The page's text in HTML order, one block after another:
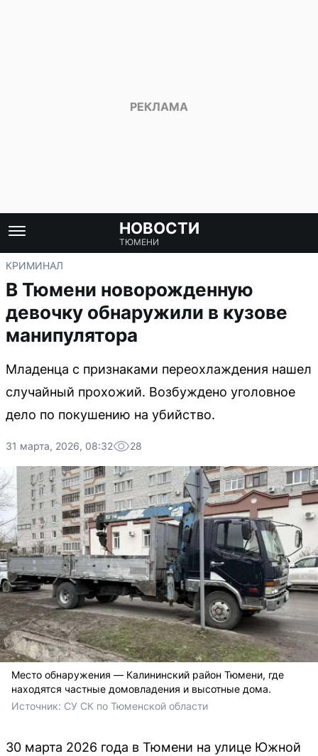
НОВОСТИ
ТЮМЕНИ
КРИМИНАЛ
В Тюмени новорожденную
девочку обнаружили в кузове
манипулятора
Младенца с признаками переохлаждения нашел
случайный прохожий. Возбуждено уголовное
дело по покушению на убийство.
31 марта, 2026, 08:32 28
Место обнаружения — Калининский район Тюмени, где
находятся частные домовладения и высотные дома.
Источник: СУ СК по Тюменской области
30 марта 2026 года в Тюмени на улице Южной